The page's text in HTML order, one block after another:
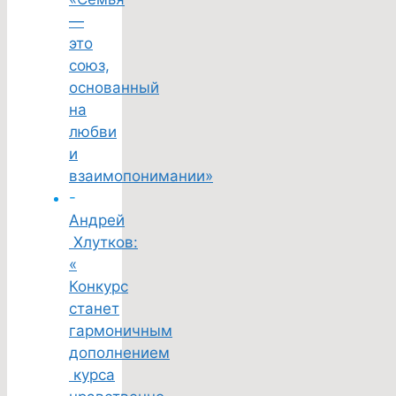
—
это
союз,
основанный
на
любви
и
взаимопонимании»
-
Андрей
Хлутков:
«
Конкурс
станет
гармоничным
дополнением
курса